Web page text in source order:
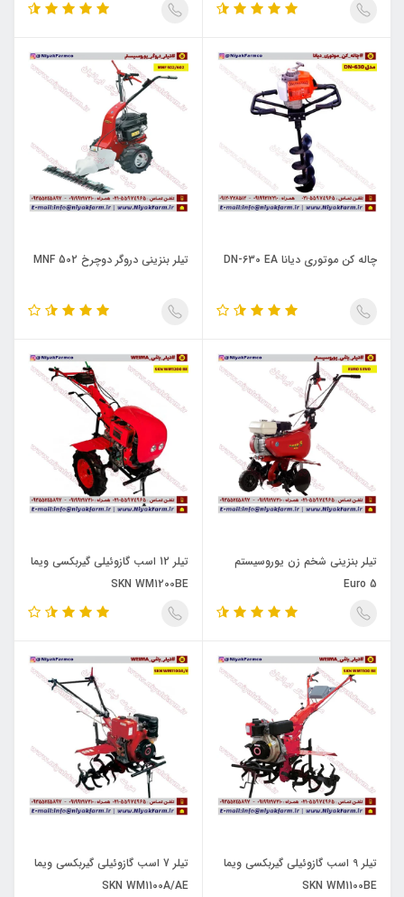
چاله کن موتوری دیانا DN-630 EA تیلر بنزینی دروگر دوچرخ MNF 502
تیلر بنزینی شخم زن یوروسیستم
Euro 5
تیلر 12 اسب گازوئیلی گیربکسی ویما
SKN WM1200BE
تیلر 9 اسب گازوئیلی گیربکسی ویما
SKN WM1100BE
تیلر 7 اسب گازوئیلی گیربکسی ویما
SKN WM1100A/AE